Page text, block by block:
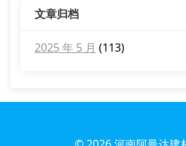
文章归档
2025 年 5 月 (113)